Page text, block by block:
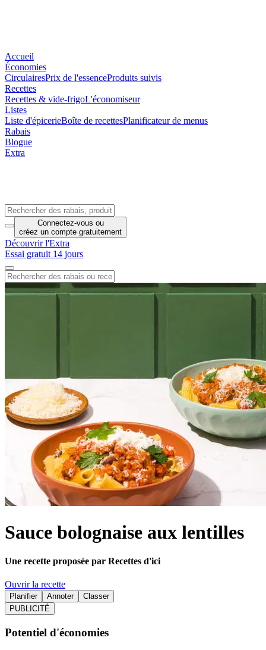
Accueil
Économies
CirculairesPrix de l'essenceProduits suivis
Recettes
Recettes & vide-frigoL'économiseur
Listes
Liste d'épicerieBoîte de recettesPlanificateur de menus
Rabais
Blogue
Extra
Connectez-vous ou
créez un compte gratuitement
Découvrir l'Extra
Essai gratuit 14 jours
Sauce bolognaise aux lentilles
Une recette proposée par Recettes d'ici
Ouvrir la recette
Planifier Annoter
Classer
PUBLICITÉ
Potentiel d'économies